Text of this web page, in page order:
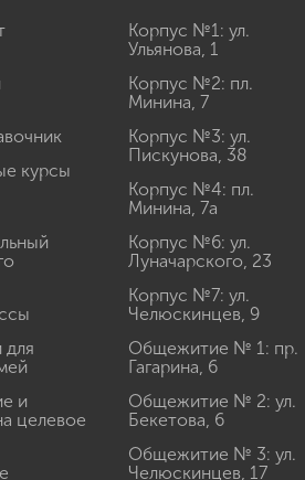
курсы
и
целевое
Корпус №1: ул.
Ульянова, 1
Корпус №2: пл.
Минина, 7
Корпус №3: ул.
Пискунова, 38
Корпус №4: пл.
Минина, 7а
Корпус №6: ул.
Луначарского, 23
Корпус №7: ул.
Челюскинцев, 9
Общежитие № 1: пр.
Гагарина, 6
Общежитие № 2: ул.
Бекетова, 6
Общежитие № 3: ул.
Челюскинцев, 17